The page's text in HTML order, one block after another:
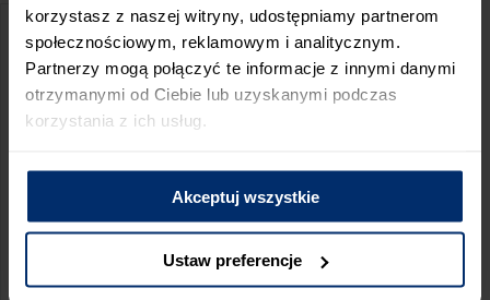
korzystasz z naszej witryny, udostępniamy partnerom
społecznościowym, reklamowym i analitycznym.
Partnerzy mogą połączyć te informacje z innymi danymi
otrzymanymi od Ciebie lub uzyskanymi podczas
korzystania z ich usług.
Akceptuj wszystkie
Ustaw preferencje
KALKULATOR ZUŻYCIA
Oblicz, jaką ilość produktów potrzebujesz,
aby perfekcyjnie wygładzić swoje ściany.